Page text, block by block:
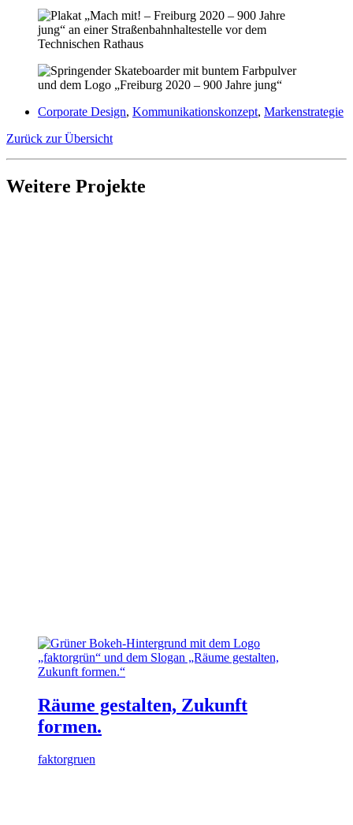
Corporate Design, Kommunikationskonzept, Markenstrategie
Zurück zur Übersicht
Weitere Projekte
Räume gestalten, Zukunft
formen.
faktorgruen